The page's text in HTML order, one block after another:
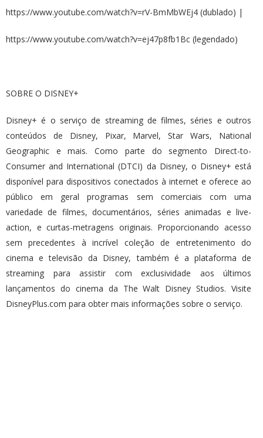
https://www.youtube.com/watch?v=rV-BmMbWEj4 (dublado) |
https://www.youtube.com/watch?v=ej47p8fb1Bc (legendado)
SOBRE O DISNEY+
Disney+ é o serviço de streaming de filmes, séries e outros
conteúdos de Disney, Pixar, Marvel, Star Wars, National
Geographic e mais. Como parte do segmento Direct-to-
Consumer and International (DTCI) da Disney, o Disney+ está
disponível para dispositivos conectados à internet e oferece ao
público em geral programas sem comerciais com uma
variedade de filmes, documentários, séries animadas e live-
action, e curtas-metragens originais. Proporcionando acesso
sem precedentes à incrível coleção de entretenimento do
cinema e televisão da Disney, também é a plataforma de
streaming para assistir com exclusividade aos últimos
lançamentos do cinema da The Walt Disney Studios. Visite
DisneyPlus.com para obter mais informações sobre o serviço.